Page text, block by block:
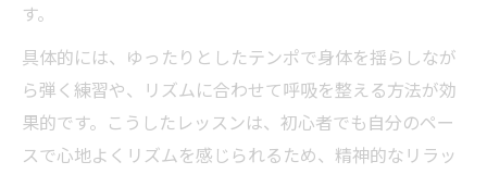
す。
具体的には、ゆったりとしたテンポで身体を揺らしなが
ら弾く練習や、リズムに合わせて呼吸を整える方法が効
果的です。こうしたレッスンは、初心者でも自分のペー
スで心地よくリズムを感じられるため、精神的なリラッ